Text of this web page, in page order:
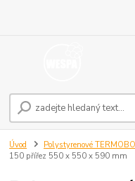
Úvod Polystyrenové
150 přířez 550 x 550 x 590 mm